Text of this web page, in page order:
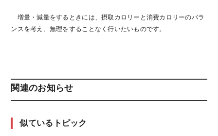
増量・減量をするときには、摂取カロリーと消費カロリーのバラ
ンスを考え、無理をすることなく行いたいものです。
関連のお知らせ
似ているトピック